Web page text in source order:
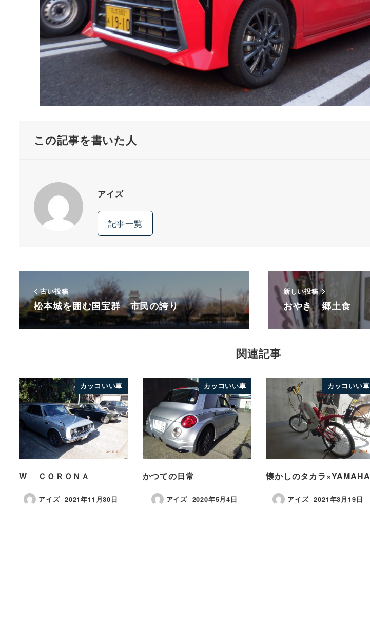
この記事を書いた人
アイズ
記事一覧
古い投稿
松本城を囲む国宝群 市民の誇り
新しい投稿
おやき 郷土食
関連記事
カッコいい車
W ＣＯＲＯＮＡ
アイズ 2021年11月30日
カッコいい車
かつての日常
アイズ 2020年5月4日
カッコいい車
懐かしのタカラ×YAMAHA
アイズ 2021年3月19日